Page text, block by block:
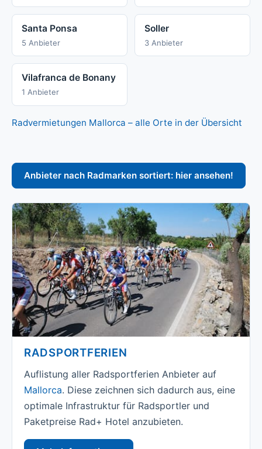
Santa Ponsa
5 Anbieter
Soller
3 Anbieter
Vilafranca de Bonany
1 Anbieter
Radvermietungen Mallorca – alle Orte in der Übersicht
Anbieter nach Radmarken sortiert: hier ansehen!
RADSPORTFERIEN
Auflistung aller Radsportferien Anbieter auf
Mallorca. Diese zeichnen sich dadurch aus, eine
optimale Infrastruktur für Radsportler und
Paketpreise Rad+ Hotel anzubieten.